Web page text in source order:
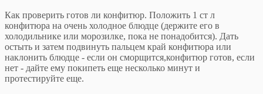
Как проверить готов ли конфитюр. Положить 1 ст л
конфитюра на очень холодное блюдце (держите его в
холодильнике или морозилке, пока не понадобится). Дать
остыть и затем подвинуть пальцем край конфитюра или
наклонить блюдце - если он сморщится,конфитюр готов, если
нет - дайте ему покипеть еще несколько минут и
протестируйте еще.